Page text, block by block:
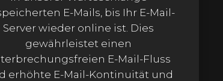
E-Mails, bis Ihr E-Mail-
Server wieder online ist. Dies
gewährleistet einen
E-Mail-Fluss
erhöhte E-Mail-Kontinuität und